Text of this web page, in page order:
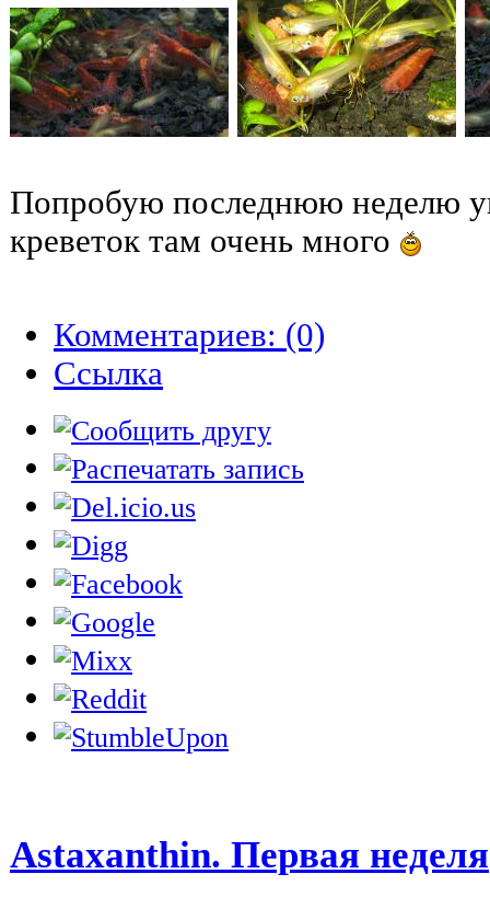
Попробую последнюю неделю
креветок там очень много
Комментариев: (0)
Cсылка
Astaxanthin. Первая неделя